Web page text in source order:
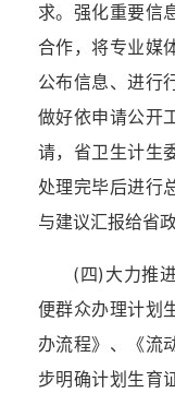
求。强化重要信
合作，将专业媒
公布信息、进行
做好依申请公开
请，省卫生计生
处理完毕后进行
与建议汇报给省
(四)大力推
便群众办理计划
办流程》、《流
步明确计划生育